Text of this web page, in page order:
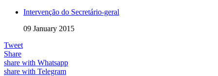
Intervenção do Secretário-geral
09 January 2015
Tweet
Share
share with Whatsapp
share with Telegram